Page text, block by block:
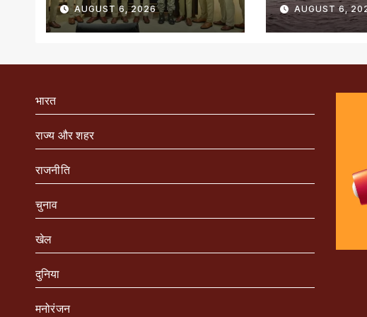
सम्मानित
AUGUST 6, 2026 AUGUST 6,
भारत
राज्य और शहर
राजनीति
चुनाव
खेल
दुनिया
मनोरंजन